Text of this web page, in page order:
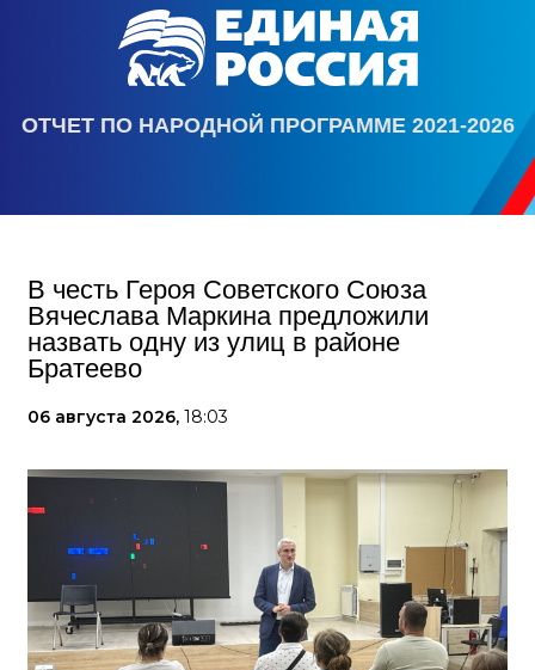
ОТЧЕТ ПО НАРОДНОЙ ПРОГРАММЕ 2021-2026
В честь Героя Советского Союза
Вячеслава Маркина предложили
назвать одну из улиц в районе
Братеево
06 августа 2026, 18:03